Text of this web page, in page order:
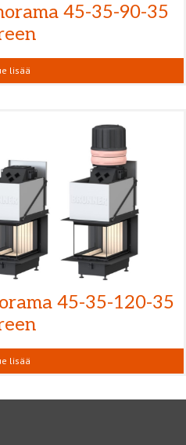
45-35-90-35
lisää
45-35-120-35
lisää